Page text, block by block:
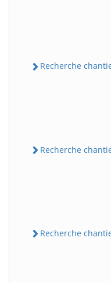
Recherche
Recherche
Recherche